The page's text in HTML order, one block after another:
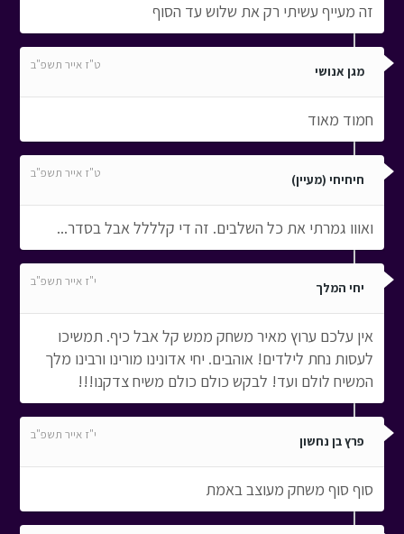
זה מעייף עשיתי רק את שלוש עד הסוף
מגן אנושי ט"ז אייר תשפ"ב
חמוד מאוד
חיחיחי (מעיין) ט"ז אייר תשפ"ב
ואווו גמרתי את כל השלבים. זה די קלללל אבל בסדר...
יחי המלך י"ז אייר תשפ"ב
אין עלכם ערוץ מאיר משחק ממש קל אבל כיף. תמשיכו
לעסות נחת לילדים! אוהבים. יחי אדונינו מורינו ורבינו מלך
המשיח לולם ועד! לבקש כולם כולם משיח צדקנו!!!
פרץ בן נחשון י"ז אייר תשפ"ב
סוף סוף משחק מעוצב באמת